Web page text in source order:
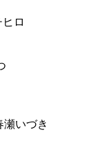
ヒロ
いづき